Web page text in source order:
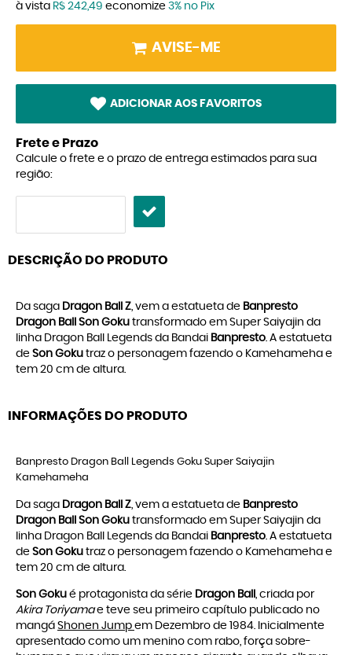
à vista R$ 242,49 economize 3% no Pix
AVISE-ME
ADICIONAR AOS FAVORITOS
Frete e Prazo
Calcule o frete e o prazo de entrega estimados para sua
região:
DESCRIÇÃO DO PRODUTO
Da saga Dragon Ball Z, vem a estatueta de Banpresto
Dragon Ball Son Goku transformado em Super Saiyajin da
linha Dragon Ball Legends da Bandai Banpresto. A estatueta
de Son Goku traz o personagem fazendo o Kamehameha e
tem 20 cm de altura.
INFORMAÇÕES DO PRODUTO
Banpresto Dragon Ball Legends Goku Super Saiyajin
Kamehameha
Da saga Dragon Ball Z, vem a estatueta de Banpresto
Dragon Ball Son Goku transformado em Super Saiyajin da
linha Dragon Ball Legends da Bandai Banpresto. A estatueta
de Son Goku traz o personagem fazendo o Kamehameha e
tem 20 cm de altura.
Son Goku é protagonista da série Dragon Ball , criada por
Akira Toriyamae teve seu primeiro capítulo publicado no
mangá Shonen Jump em Dezembro de 1984. Inicialmente
apresentado como um menino com rabo, força sobre-